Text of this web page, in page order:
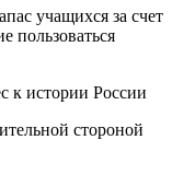
учащихся за счет
пользоваться
к истории России
стороной